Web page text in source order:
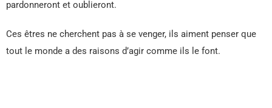
pardonneront et oublieront.
Ces êtres ne cherchent pas à se venger, ils aiment penser que
tout le monde a des raisons d’agir comme ils le font.